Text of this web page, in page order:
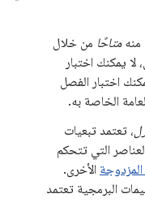
متاحًا من خلال
لا يمكنك اختبار
اختبار الفصل
الخاصة به.
، تعتمد تبعيات
التي تتحكم
المزدوجة الأخرى.
البرمجية تعتمد